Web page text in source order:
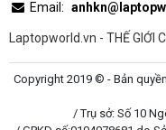
Email:
Laptopworld.vn - THẾ GIỚI
Copyright 2019 © - Bản
/ Trụ sở: Số 10